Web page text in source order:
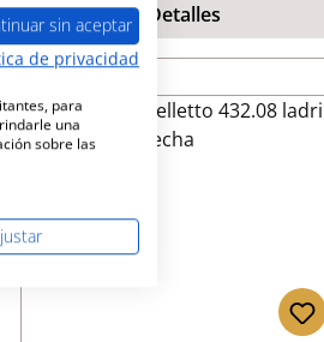
Detalles
sin aceptar
de privacidad
para
una
sobre las